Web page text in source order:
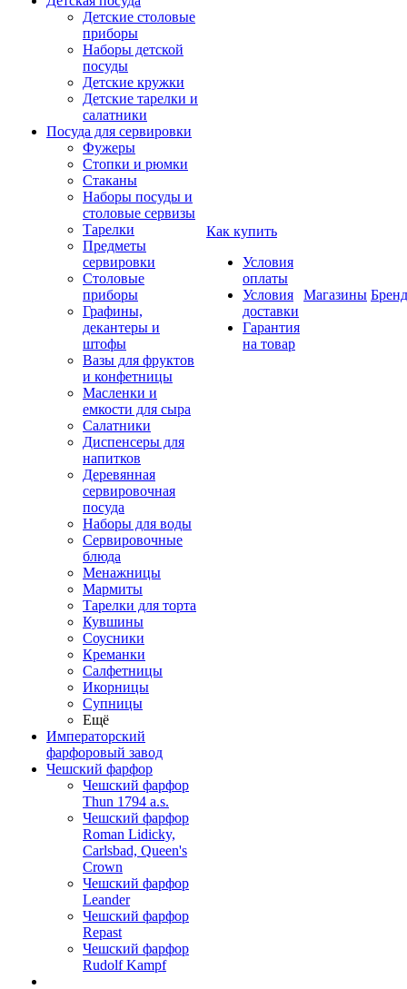
Детские столовые
приборы
Наборы детской
посуды
Детские кружки
Детские тарелки и
салатники
Посуда для сервировки
Фужеры
Стопки и рюмки
Стаканы
Наборы посуды и
столовые сервизы
Тарелки
Предметы
сервировки
Столовые
приборы
Графины,
декантеры и
штофы
Вазы для фруктов
и конфетницы
Масленки и
емкости для сыра
Салатники
Диспенсеры для
напитков
Деревянная
сервировочная
посуда
Наборы для воды
Сервировочные
блюда
Менажницы
Мармиты
Тарелки для торта
Кувшины
Соусники
Креманки
Салфетницы
Икорницы
Супницы
Ещё
Императорский
фарфоровый завод
Чешский фарфор
Чешский фарфор
Thun 1794 a.s.
Чешский фарфор
Roman Lidicky,
Carlsbad, Queen's
Crown
Чешский фарфор
Leander
Чешский фарфор
Repast
Чешский фарфор
Rudolf Kampf
Как купить
Условия
оплаты
Условия
доставки
Гарантия
на товар
Магазины